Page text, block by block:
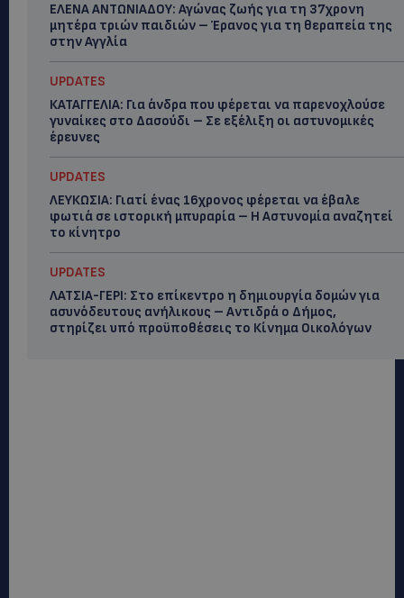
ΕΛΕΝΑ ΑΝΤΩΝΙΑΔΟΥ: Αγώνας ζωής για τη 37χρονη
μητέρα τριών παιδιών – Έρανος για τη θεραπεία της
στην Αγγλία
UPDATES
ΚΑΤΑΓΓΕΛΙΑ: Για άνδρα που φέρεται να παρενοχλούσε
γυναίκες στο Δασούδι – Σε εξέλιξη οι αστυνομικές
έρευνες
UPDATES
ΛΕΥΚΩΣΙΑ: Γιατί ένας 16χρονος φέρεται να έβαλε
φωτιά σε ιστορική μπυραρία – Η Αστυνομία αναζητεί
το κίνητρο
UPDATES
ΛΑΤΣΙΑ-ΓΕΡΙ: Στο επίκεντρο η δημιουργία δομών για
ασυνόδευτους ανήλικους – Αντιδρά ο Δήμος,
στηρίζει υπό προϋποθέσεις το Κίνημα Οικολόγων